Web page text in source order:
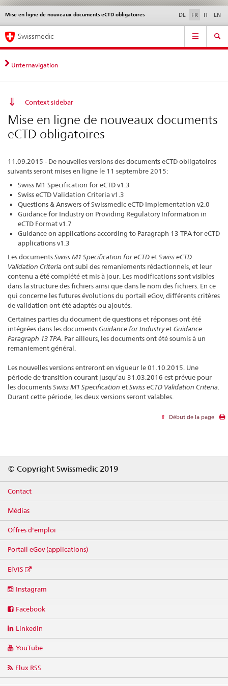
Navigation
directe:
actualités,
bases
contact
Actualités & Mises à
normes
Contact | Support &
aide
Mise en ligne de nouveaux documents eCTD obligatoires DE FR IT EN
Service
Navigation
Swissmedic
Unternavigation
Context sidebar
Mise en ligne de nouveaux documents
eCTD obligatoires
11.09.2015 - De nouvelles versions des documents eCTD obligatoires
suivants seront mises en ligne le 11 septembre 2015:
Swiss M1 Specification for eCTD v1.3
Swiss eCTD Validation Criteria v1.3
Questions & Answers of Swissmedic eCTD Implementation v2.0
Guidance for Industry on Providing Regulatory Information in
eCTD Format v1.7
Guidance on applications according to Paragraph 13 TPA for eCTD
applications v1.3
Les documentsSwiss M1 Specification for eCTDetSwiss eCTD
Validation Criteria ont subi des remaniements rédactionnels, et leur
contenu a été complété et mis à jour. Les modifications sont visibles
dans la structure des fichiers ainsi que dans le nom des fichiers. En ce
qui concerne les futures évolutions du portail eGov, différents critères
de validation ont été adaptés ou ajoutés.
Certaines parties du document de questions et réponses ont été
intégrées dans les documentsGuidance for IndustryetGuidance
Paragraph 13 TPA . Par ailleurs, les documents ont été soumis à un
remaniement général.
Les nouvelles versions entreront en vigueur le 01.10.2015. Une
période de transition courant jusqu’au 31.03.2016 est prévue pour
les documentsSwiss M1 Specification etSwiss eCTD Validation Criteria
Durant cette période, les deux versions seront valables.
Début de la page
© Copyright Swissmedic 2019
Contact
Médias
Offres d'emploi
Portail eGov (applications)
ElViS
media
Instagram
Facebook
Linkedin
YouTube
Flux RSS